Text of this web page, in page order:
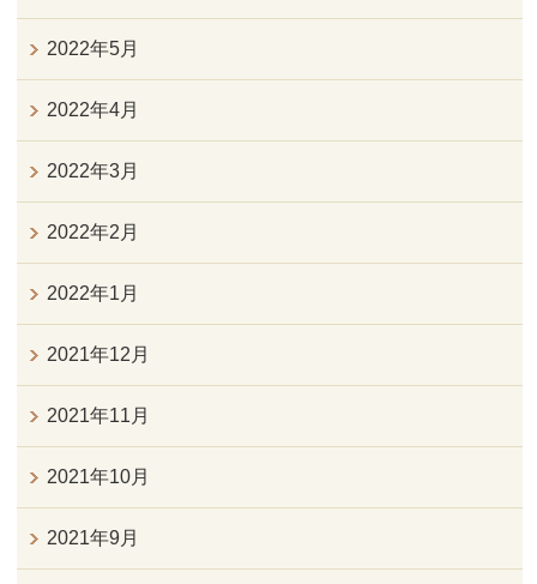
2022年5月
2022年4月
2022年3月
2022年2月
2022年1月
2021年12月
2021年11月
2021年10月
2021年9月